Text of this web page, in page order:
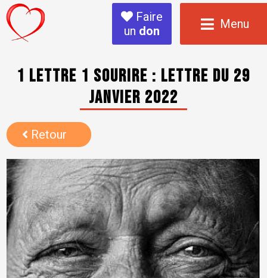
Faire
un don Menu
1 Lettre 1 sourire : lettre du 29
janvier 2022
Retour